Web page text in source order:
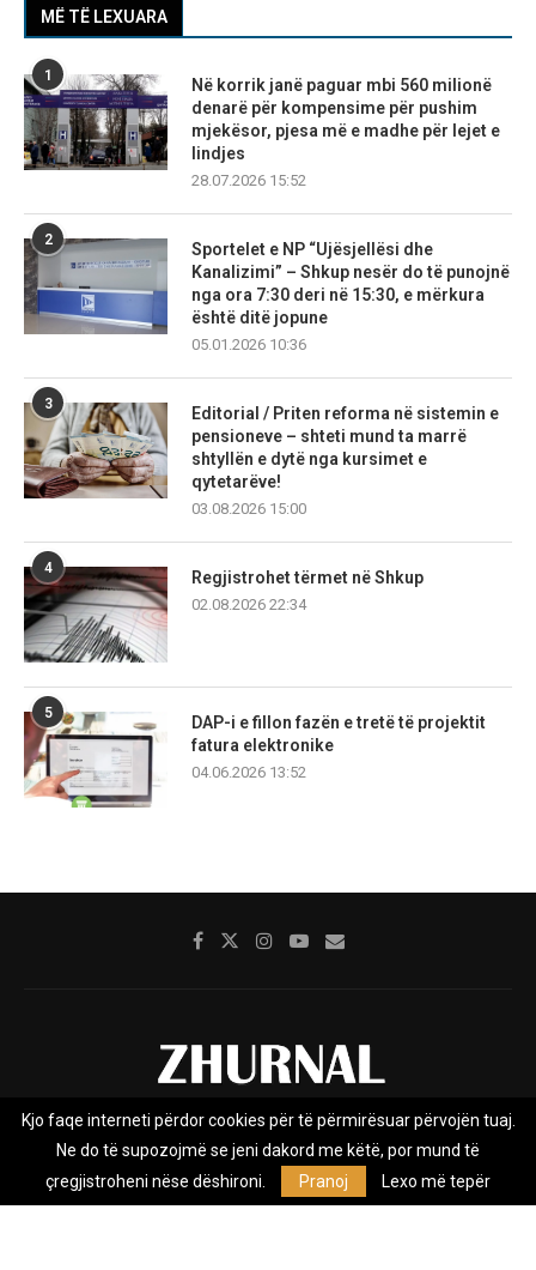
MË TË LEXUARA
1
Në korrik janë paguar mbi 560 milionë
denarë për kompensime për pushim
mjekësor, pjesa më e madhe për lejet e
lindjes
28.07.2026 15:52
2
Sportelet e NP “Ujësjellësi dhe
Kanalizimi” – Shkup nesër do të punojnë
nga ora 7:30 deri në 15:30, e mërkura
është ditë jopune
05.01.2026 10:36
3
Editorial / Priten reforma në sistemin e
pensioneve – shteti mund ta marrë
shtyllën e dytë nga kursimet e
qytetarëve!
03.08.2026 15:00
4
Regjistrohet tërmet në Shkup
02.08.2026 22:34
5
DAP-i e fillon fazën e tretë të projektit
fatura elektronike
04.06.2026 13:52
Rreth nesh Impresumi Marketing
Privacy Policy
Zhurnal.mk është Agjenci e Lajmeve e pavarur, e themeluar në vitin
Kjo faqe interneti përdor cookies për të përmirësuar përvojën tuaj.
Ne do të supozojmë se jeni dakord me këtë, por mund të
çregjistroheni nëse dëshironi.
Pranoj Lexo më tepër